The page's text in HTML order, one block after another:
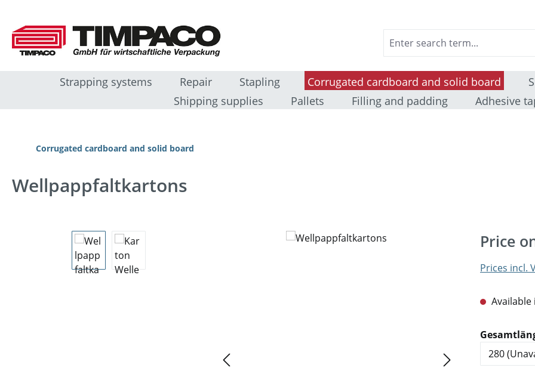
Strapping systems Repair Stapling Corrugated cardboard and solid board
Shipping supplies
Pallets Filling and padding Adhesive
Corrugated cardboard and solid board
Wellpappfaltkartons
Skip image gallery Price
Prices incl.
Available
Select